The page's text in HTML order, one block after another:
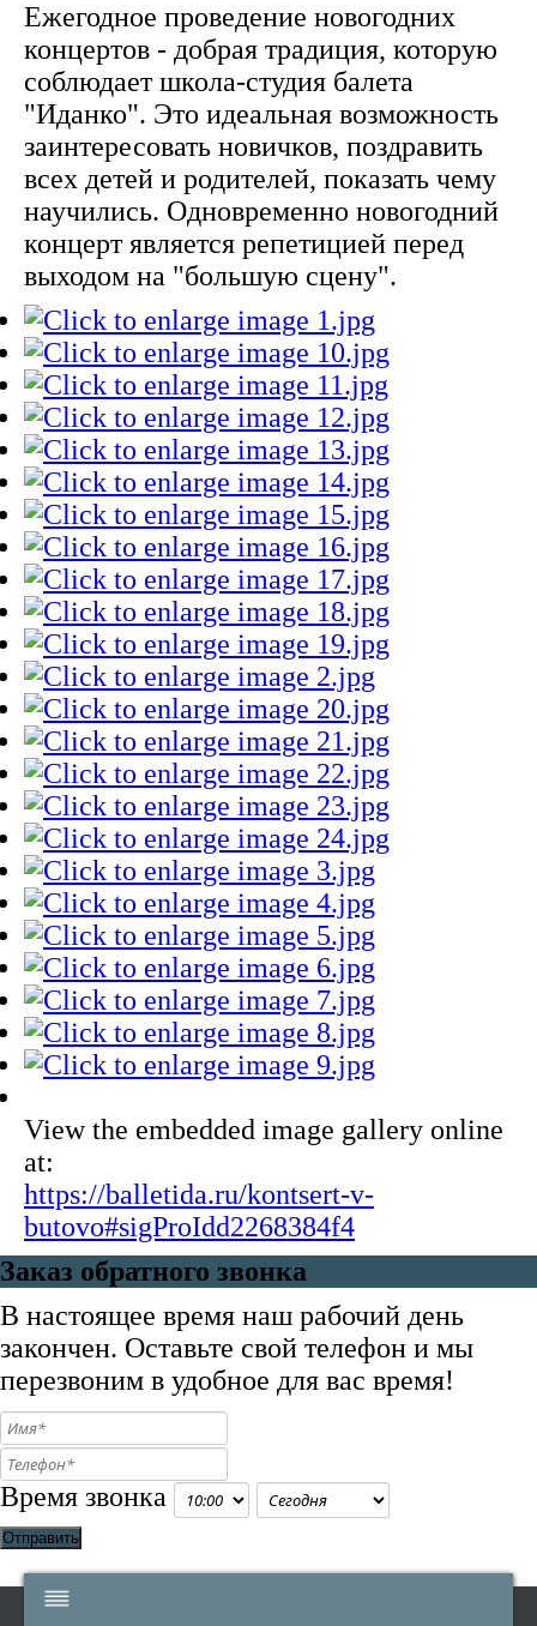
Ежегодное проведение новогодних
концертов - добрая традиция, которую
соблюдает школа-студия балета
"Иданко". Это идеальная возможность
заинтересовать новичков, поздравить
всех детей и родителей, показать чему
научились. Одновременно новогодний
концерт является репетицией перед
выходом на "большую сцену".
View the embedded image gallery online
at:
https://balletida.ru/kontsert-v-
butovo#sigProIdd2268384f4
Заказ обратного звонка
В настоящее время наш рабочий день
закончен. Оставьте свой телефон и мы
перезвоним в удобное для вас время!
Время звонка
Отправить